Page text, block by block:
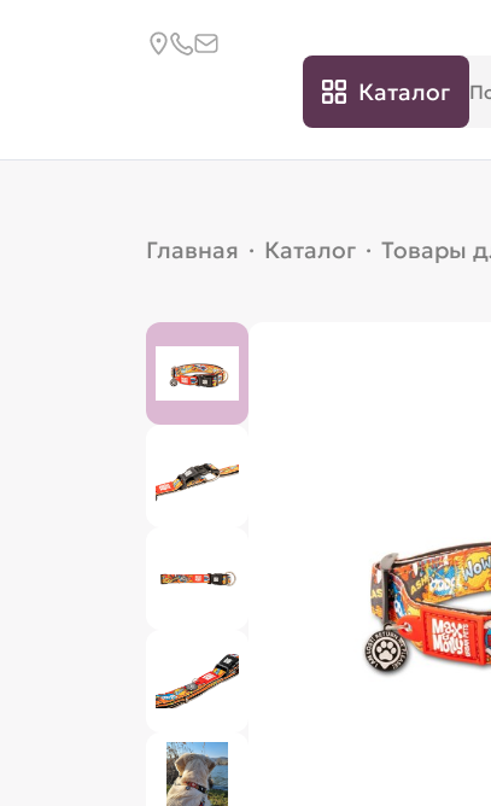
Каталог
Главная · Каталог · Товары